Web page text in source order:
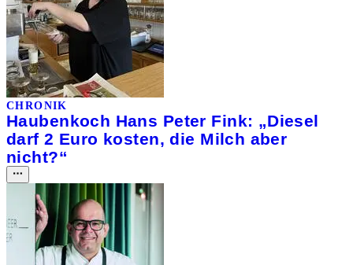
CHRONIK
Haubenkoch Hans Peter Fink: „Diesel
darf 2 Euro kosten, die Milch aber
nicht?“